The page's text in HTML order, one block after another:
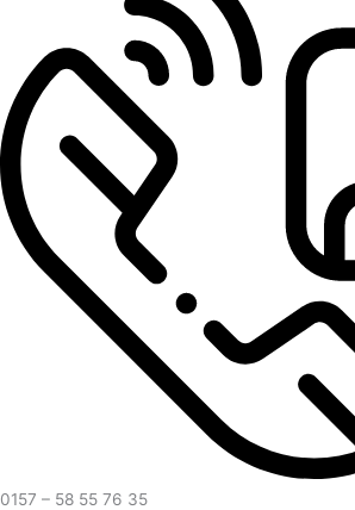
0157 – 58 55 76 35